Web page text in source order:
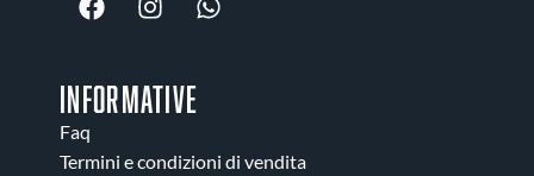
INFORMATIVE
Faq
Termini e condizioni di vendita